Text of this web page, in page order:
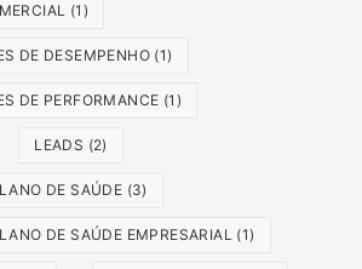
(1)
DE DESEMPENHO (1)
DE PERFORMANCE (1)
LEADS (2)
DE SAÚDE (3)
DE SAÚDE EMPRESARIAL (1)